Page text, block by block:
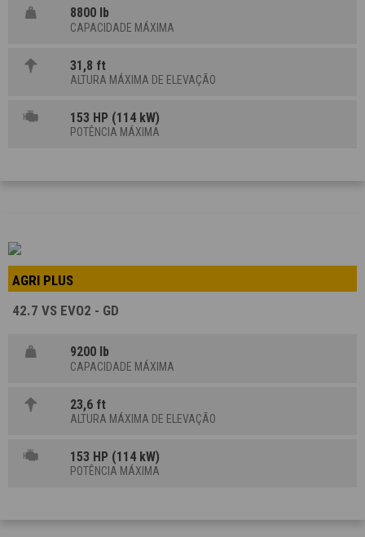
8800 lb
CAPACIDADE MÁXIMA
31,8 ft
ALTURA MÁXIMA DE ELEVAÇÃO
153 HP (114 kW)
POTÊNCIA MÁXIMA
AGRI PLUS
42.7 VS EVO2 - GD
9200 lb
CAPACIDADE MÁXIMA
23,6 ft
ALTURA MÁXIMA DE ELEVAÇÃO
153 HP (114 kW)
POTÊNCIA MÁXIMA